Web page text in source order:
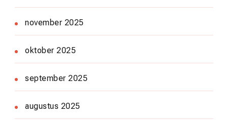
november 2025
oktober 2025
september 2025
augustus 2025